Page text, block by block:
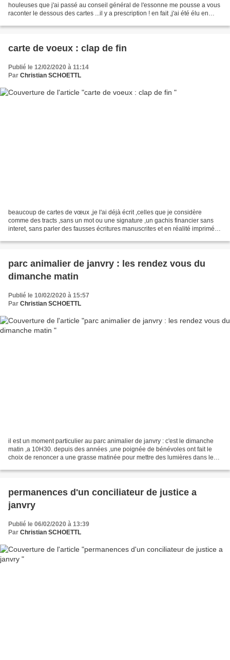
houleuses que j'ai passé au conseil général de l'essonne me pousse a vous
raconter le dessous des cartes ...il y a prescription ! en fait ,j'ai été élu en
carte de voeux : clap de fin
Publié le 12/02/2020 à 11:14
Par Christian SCHOETTL
beaucoup de cartes de vœux ,je l'ai déjà écrit ,celles que je considère
comme des tracts ,sans un mot ou une signature ,un gachis financier sans
interet, sans parler des fausses écritures manuscrites et en réalité imprimées
parc animalier de janvry : les rendez vous du
dimanche matin
Publié le 10/02/2020 à 15:57
Par Christian SCHOETTL
il est un moment particulier au parc animalier de janvry : c'est le dimanche
matin ,a 10H30. depuis des années ,une poignée de bénévoles ont fait le
choix de renoncer a une grasse matinée pour mettre des lumières dans les
permanences d'un conciliateur de justice a
janvry
Publié le 06/02/2020 à 13:39
Par Christian SCHOETTL